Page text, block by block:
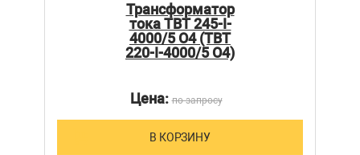
Трансформатор
тока ТВТ 245-I-
4000/5 О4 (ТВТ
220-I-4000/5 О4)
Цена:по запросу
В КОРЗИНУ